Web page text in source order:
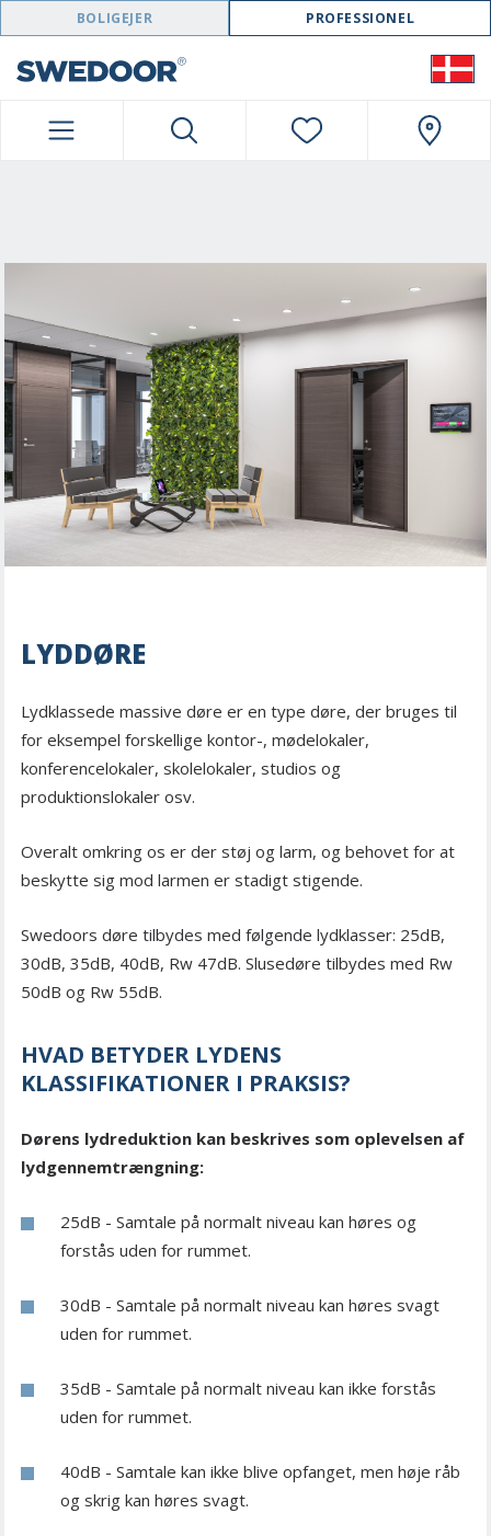
SWEDOOR NAVIGATION
BOLIGEJER PROFESSIONEL
LYDDØRE
Lydklassede massive døre er en type døre, der bruges til
for eksempel forskellige kontor-, mødelokaler,
konferencelokaler, skolelokaler, studios og
produktionslokaler osv.
Overalt omkring os er der støj og larm, og behovet for at
beskytte sig mod larmen er stadigt stigende.
Swedoors døre tilbydes med følgende lydklasser: 25dB,
30dB, 35dB, 40dB, Rw 47dB. Slusedøre tilbydes med Rw
50dB og Rw 55dB.
HVAD BETYDER LYDENS
KLASSIFIKATIONER I PRAKSIS?
Dørens lydreduktion kan beskrives som oplevelsen af
lydgennemtrængning:
25dB - Samtale på normalt niveau kan høres og
forstås uden for rummet.
30dB - Samtale på normalt niveau kan høres svagt
uden for rummet.
35dB - Samtale på normalt niveau kan ikke forstås
uden for rummet.
40dB - Samtale kan ikke blive opfanget, men høje råb
og skrig kan høres svagt.